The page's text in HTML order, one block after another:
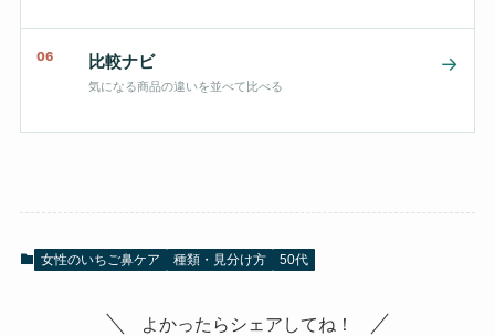
06 比較ナビ
気になる商品の違いを並べて比べる
→
女性のいちご鼻ケア 種類・見分け方 50代
よかったらシェアしてね！